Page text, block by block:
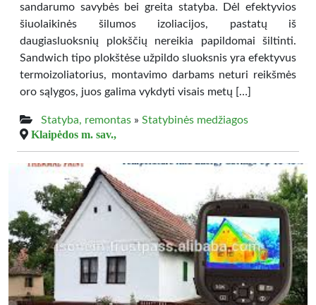
sandarumo savybės bei greita statyba. Dėl efektyvios
šiuolaikinės šilumos izoliacijos, pastatų iš
daugiasluoksnių plokščių nereikia papildomai šiltinti.
Sandwich tipo plokštėse užpildo sluoksnis yra efektyvus
termoizoliatorius, montavimo darbams neturi reikšmės
oro sąlygos, juos galima vykdyti visais metų […]
Statyba, remontas » Statybinės medžiagos
Klaipėdos m. sav.,